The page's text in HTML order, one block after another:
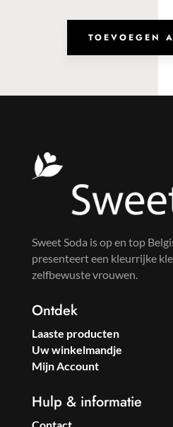
TOEVOEGEN
Sweet Soda is op en top
presenteert een kleurrijke
zelfbewuste vrouwen.
Ontdek
Laaste producten
Uw winkelmandje
Mijn Account
Hulp & informatie